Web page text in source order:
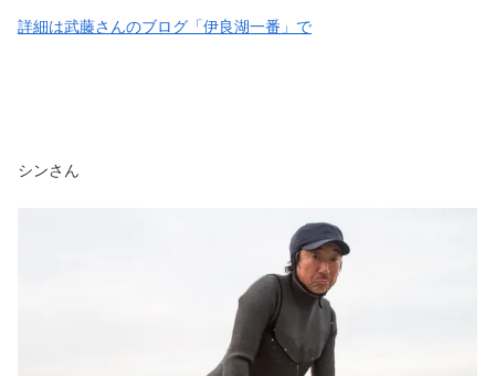
詳細は武藤さんのブログ「伊良湖一番」で
シンさん